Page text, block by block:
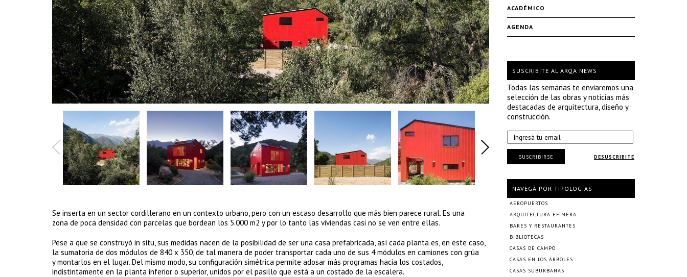
Se inserta en un sector cordillerano en un contexto urbano, pero con un escaso desarrollo que más bien parece rural. Es una
zona de poca densidad con parcelas que bordean los 5.000 m2 y por lo tanto las viviendas casi no se ven entre ellas.
Pese a que se construyó in situ, sus medidas nacen de la posibilidad de ser una casa prefabricada, así cada planta es, en este caso,
la sumatoria de dos módulos de 840 x 350, de tal manera de poder transportar cada uno de sus 4 módulos en camiones con grúa
y montarlos en el lugar. Del mismo modo, su configuración simétrica permite adosar más programas hacia los costados,
indistintamente en la planta inferior o superior, unidos por el pasillo que está a un costado de la escalera.
ACADÉMICO
AGENDA
SUSCRIBITE AL ARQA NEWS
Todas las semanas te enviaremos una
selección de las obras y noticias más
destacadas de arquitectura, diseño y
construcción.
DESUSCRIBITE
SUSCRIBIRSE
NAVEGÁ POR TIPOLOGÍAS
AEROPUERTOS
ARQUITECTURA EFÍMERA
BARES Y RESTAURANTES
BIBLIOTECAS
CASAS DE CAMPO
CASAS EN LOS ÁRBOLES
CASAS SUBURBANAS